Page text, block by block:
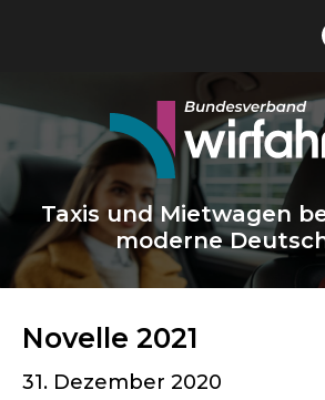
Taxis und Mietwagen
moderne
Novelle 2021
31. Dezember 2020